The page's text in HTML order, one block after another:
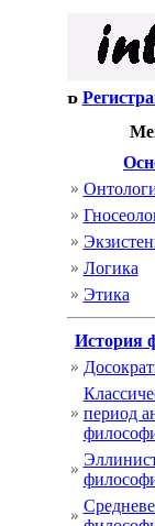
Логика
Этика
История
период